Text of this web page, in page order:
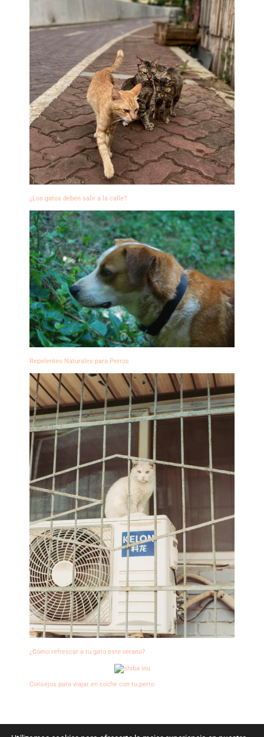
¿Los gatos deben salir a la calle?
Repelentes Naturales para Perros
¿Cómo refrescar a tu gato este verano?
Consejos para viajar en coche con tu perro